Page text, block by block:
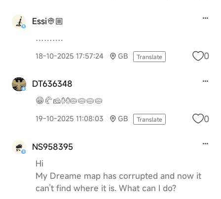
Essi👳🏼
……….
18-10-2025 17:57:24 GB Translate 0
DT636348
😁🥐🧀👐🥧🥧🥧🥧
19-10-2025 11:08:03 GB Translate 0
NS958395
Hi
My Dreame map has corrupted and now it
can’t find where it is. What can I do?